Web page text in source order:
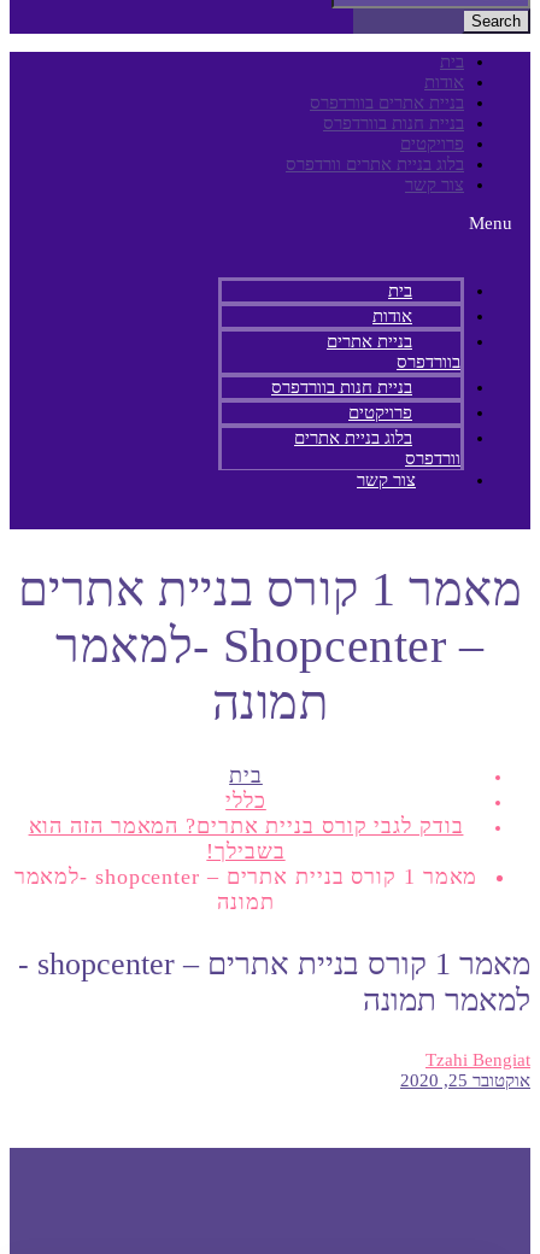
Search
בית
אודות
בניית אתרים בוורדפרס
בניית חנות בוורדפרס
פרויקטים
בלוג בניית אתרים וורדפרס
צור קשר
Menu
בית
אודות
בניית אתרים
בוורדפרס
בניית חנות בוורדפרס
פרויקטים
בלוג בניית אתרים
וורדפרס
צור קשר
מאמר 1 קורס בניית אתרים
– Shopcenter -למאמר
תמונה
בית
כללי
בודק לגבי קורס בניית אתרים? המאמר הזה הוא
בשבילך!
מאמר 1 קורס בניית אתרים – shopcenter -למאמר
תמונה
מאמר 1 קורס בניית אתרים – shopcenter -
למאמר תמונה
Tzahi Bengiat
אוקטובר 25, 2020